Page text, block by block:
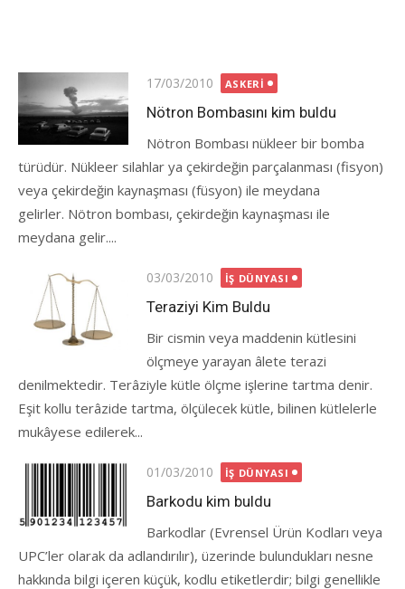
Posted
on
17/03/2010 ASKERI
Nötron Bombasını kim buldu
Nötron Bombası nükleer bir bomba
türüdür. Nükleer silahlar ya çekirdeğin parçalanması (fisyon)
veya çekirdeğin kaynaşması (füsyon) ile meydana
gelirler. Nötron bombası, çekirdeğin kaynaşması ile
meydana gelir....
Posted
on
03/03/2010 İŞ DÜNYASI
Teraziyi Kim Buldu
Bir cismin veya maddenin kütlesini
ölçmeye yarayan âlete terazi
denilmektedir. Terâziyle kütle ölçme işlerine tartma denir.
Eşit kollu terâzide tartma, ölçülecek kütle, bilinen kütlelerle
mukâyese edilerek...
Posted
on
01/03/2010 İŞ DÜNYASI
Barkodu kim buldu
Barkodlar (Evrensel Ürün Kodları veya
UPC’ler olarak da adlandırılır), üzerinde bulundukları nesne
hakkında bilgi içeren küçük, kodlu etiketlerdir; bilgi genellikle